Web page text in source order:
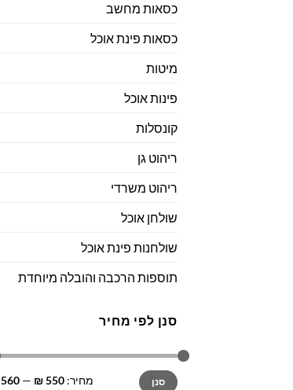
כסאות מחשב
כסאות פינת אוכל
מיטות
פינות אוכל
קונסלות
ריהוט גן
ריהוט משרדי
שולחן אוכל
שולחנות פינת אוכל
תוספות הרכבה והובלה מיוחדת
סנן לפי מחיר
מחיר
מינימלי
מחיר
מקסימלי
סנן מחיר: 550 ₪
—
560 ₪